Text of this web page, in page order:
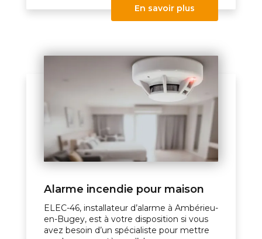
En savoir plus
Alarme incendie pour maison
ELEC-46, installateur d’alarme à Ambérieu-
en-Bugey, est à votre disposition si vous
avez besoin d’un spécialiste pour mettre